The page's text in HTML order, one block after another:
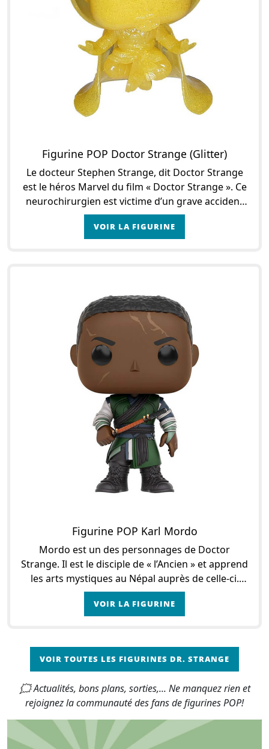
Figurine POP Doctor Strange (Glitter)
Le docteur Stephen Strange, dit Doctor Strange
est le héros Marvel du film « Doctor Strange ». Ce
neurochirurgien est victime d’un grave accident
de voiture alors qu’il se rend à un dîner d
VOIR LA FIGURINE
Figurine POP Karl Mordo
Mordo est un des personnages de Doctor
Strange. Il est le disciple de « l’Ancien » et apprend
les arts mystiques au Népal auprès de celle-ci.
C’est lui qui rencontre pour la première fois D
VOIR LA FIGURINE
VOIR TOUTES LES FIGURINES DR. STRANGE
🗯 Actualités, bons plans, sorties,... Ne manquez rien et
rejoignez la communauté des fans de figurines POP!